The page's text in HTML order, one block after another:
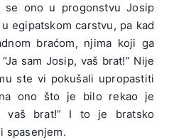
se ono u progonstvu Josip
egipatskom carstvu, pa kad
braćom, njima koji ga
sam Josip, vaš brat!” Nije
ste vi pokušali upropastiti
ono što je bilo rekao je
vaš brat!” I to je bratsko
spasenjem.